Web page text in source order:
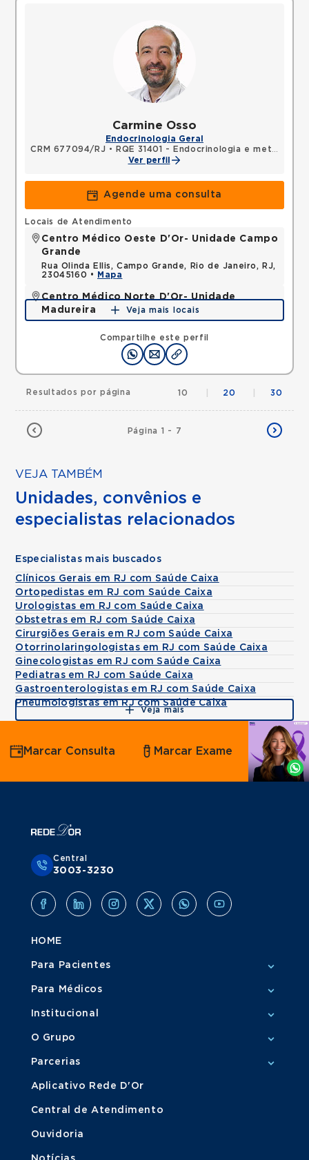
Carmine Osso
Endocrinologia Geral
CRM 677094/RJ •
RQE 31401 - Endocrinologia e metabologia
Ver perfil
Agende uma consulta
Compartilhe este perfil
Locais de Atendimento
Centro Médico Oeste D'Or- Unidade Campo
Grande
Rua Olinda Ellis, Campo Grande, Rio de Janeiro, RJ,
23045160 •
Mapa
Centro Médico Norte D'Or- Unidade
Madureira
Rua Soares Caldeira, Madureira, Rio de Janeiro, RJ,
Mapa
Veja mais locais
Página 1 - 7
Resultados por página 10 20 30
VEJA TAMBÉM
Unidades, convênios e
especialistas relacionados
Especialistas mais buscados
Clínicos Gerais em RJ com Saúde Caixa
Ortopedistas em RJ com Saúde Caixa
Urologistas em RJ com Saúde Caixa
Obstetras em RJ com Saúde Caixa
Cirurgiões Gerais em RJ com Saúde Caixa
Otorrinolaringologistas em RJ com Saúde Caixa
Ginecologistas em RJ com Saúde Caixa
Pediatras em RJ com Saúde Caixa
Gastroenterologistas em RJ com Saúde Caixa
Pneumologistas em RJ com Saúde Caixa
Veja mais
Agende
por
Whatsapp
Marcar Consulta Marcar Exame
Central
3003-3230
HOME
Para Pacientes
Para Médicos
Institucional
O Grupo
Parcerias
Aplicativo Rede D'Or
Central de Atendimento
Ouvidoria